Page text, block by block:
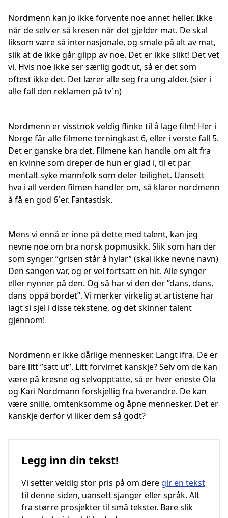
Nordmenn kan jo ikke forvente noe annet heller. Ikke
når de selv er så kresen når det gjelder mat. De skal
liksom være så internasjonale, og smale på alt av mat,
slik at de ikke går glipp av noe. Det er ikke slikt! Det vet
vi. Hvis noe ikke ser særlig godt ut, så er det som
oftest ikke det. Det lærer alle seg fra ung alder. (sier i
alle fall den reklamen på tv`n)
Nordmenn er visstnok veldig flinke til å lage film! Her i
Norge får alle filmene terningkast 6, eller i verste fall 5.
Det er ganske bra det. Filmene kan handle om alt fra
en kvinne som dreper de hun er glad i, til et par
mentalt syke mannfolk som deler leilighet. Uansett
hva i all verden filmen handler om, så klarer nordmenn
å få en god 6`er. Fantastisk.
Mens vi ennå er inne på dette med talent, kan jeg
nevne noe om bra norsk popmusikk. Slik som han der
som synger ”grisen står å hylar” (skal ikke nevne navn)
Den sangen var, og er vel fortsatt en hit. Alle synger
eller nynner på den. Og så har vi den der ”dans, dans,
dans oppå bordet”. Vi merker virkelig at artistene har
lagt si sjel i disse tekstene, og det skinner talent
gjennom!
Nordmenn er ikke dårlige mennesker. Langt ifra. De er
bare litt ”satt ut”. Litt forvirret kanskje? Selv om de kan
være på kresne og selvopptatte, så er hver eneste Ola
og Kari Nordmann forskjellig fra hverandre. De kan
være snille, omtenksomme og åpne mennesker. Det er
kanskje derfor vi liker dem så godt?
Legg inn din tekst!
Vi setter veldig stor pris på om dere gir en tekst
til denne siden, uansett sjanger eller språk. Alt
fra større prosjekter til små tekster. Bare slik